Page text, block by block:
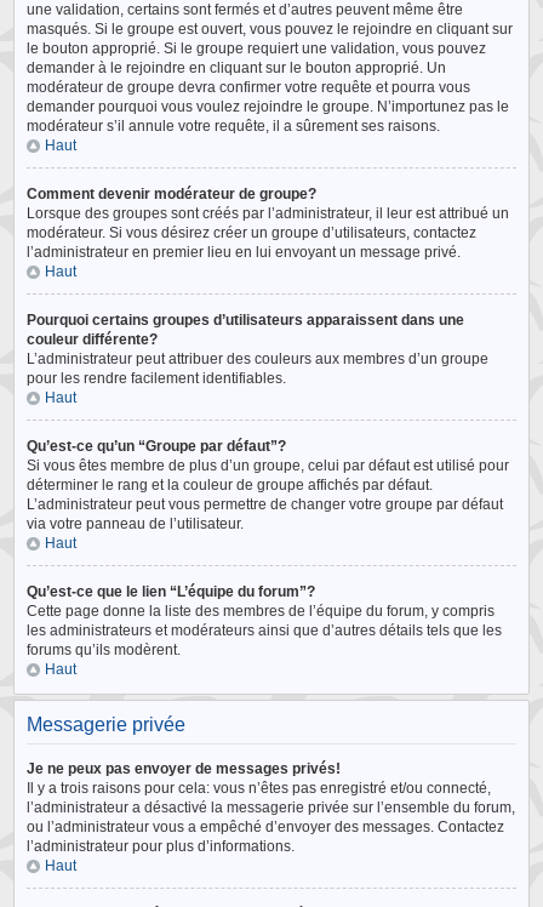
une validation, certains sont fermés et d’autres peuvent même être
masqués. Si le groupe est ouvert, vous pouvez le rejoindre en cliquant sur
le bouton approprié. Si le groupe requiert une validation, vous pouvez
demander à le rejoindre en cliquant sur le bouton approprié. Un
modérateur de groupe devra confirmer votre requête et pourra vous
demander pourquoi vous voulez rejoindre le groupe. N’importunez pas le
modérateur s’il annule votre requête, il a sûrement ses raisons.
Haut
Comment devenir modérateur de groupe?
Lorsque des groupes sont créés par l’administrateur, il leur est attribué un
modérateur. Si vous désirez créer un groupe d’utilisateurs, contactez
l’administrateur en premier lieu en lui envoyant un message privé.
Haut
Pourquoi certains groupes d’utilisateurs apparaissent dans une
couleur différente?
L’administrateur peut attribuer des couleurs aux membres d’un groupe
pour les rendre facilement identifiables.
Haut
Qu’est-ce qu’un “Groupe par défaut”?
Si vous êtes membre de plus d’un groupe, celui par défaut est utilisé pour
déterminer le rang et la couleur de groupe affichés par défaut.
L’administrateur peut vous permettre de changer votre groupe par défaut
via votre panneau de l’utilisateur.
Haut
Qu’est-ce que le lien “L’équipe du forum”?
Cette page donne la liste des membres de l’équipe du forum, y compris
les administrateurs et modérateurs ainsi que d’autres détails tels que les
forums qu’ils modèrent.
Haut
Messagerie privée
Je ne peux pas envoyer de messages privés!
Il y a trois raisons pour cela: vous n’êtes pas enregistré et/ou connecté,
l’administrateur a désactivé la messagerie privée sur l’ensemble du forum,
ou l’administrateur vous a empêché d’envoyer des messages. Contactez
l’administrateur pour plus d’informations.
Haut